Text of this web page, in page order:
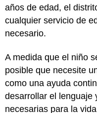
años de edad, el
cualquier servicio de
necesario.
A medida que el niño
posible que necesite
como una ayuda
desarrollar el lenguaje
necesarias para la